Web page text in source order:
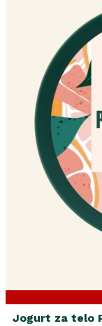
Jogurt za telo